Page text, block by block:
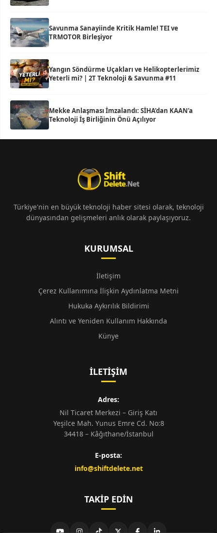
Savunma Sanayiinde Kritik Hamle! TEI ve
TRMOTOR Birleşiyor
Yangın Söndürme Uçakları ve Helikopterlerimiz
Yeterli mi? | 2T Teknoloji & Savunma #11
Mekke Anlaşması İmzalandı: SİHA’dan KAAN’a
Teknoloji İş Birliğinin Önü Açılıyor
Türkiye'nin en büyük teknoloji haber sitesi olarak, teknoloji
dünyasından gelişmeleri anlık olarak paylaşıyoruz.
KURUMSAL
İletişim
Çerez Kullanımına İlişkin Aydınlatma Metni
Hukuka Aykırılık Bildirimi
Alıntı ve Yeniden Kullanım Hakkında
Künye
İLETIŞIM
Adres:
Nil Ticaret Merkezi – Giriş Katı
Yeşilce Mah. Yunus Emre Cd. No:8
34418 – Kâğıthane/İstanbul
E-posta:
info@shiftdelete.net
TAKIP EDIN